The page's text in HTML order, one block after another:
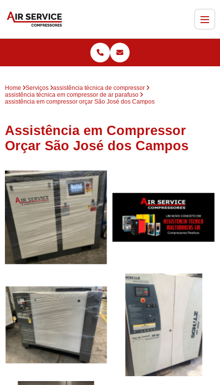
Home Serviços
assistência técnica de compressor
assistência técnica em compressor de ar parafuso
assistência em compressor orçar São José dos Campos
Assistência em Compressor
Orçar São José dos Campos